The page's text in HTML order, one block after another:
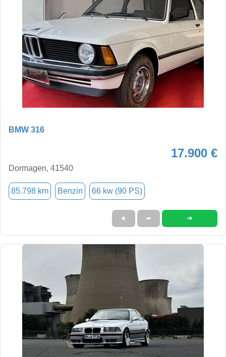
BMW 316
17.900 €
Dormagen, 41540
85.798 km Benzin 66 kw (90 PS)
★ ➦ ➜